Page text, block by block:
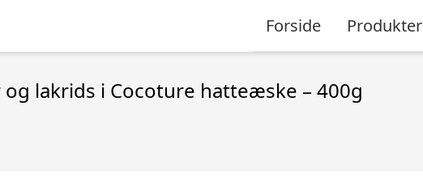
Forside Produkter
lakrids i Cocoture hatteæske – 400g